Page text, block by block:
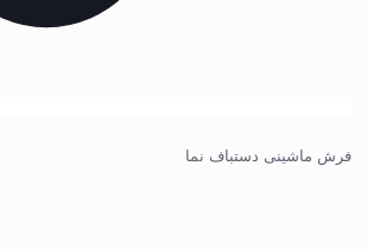
فرش ماشینی دستباف نما